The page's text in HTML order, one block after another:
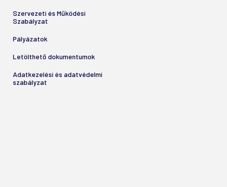
Szervezeti és Működési
Szabályzat
Pályázatok
Letölthető dokumentumok
Adatkezelési és adatvédelmi
szabályzat